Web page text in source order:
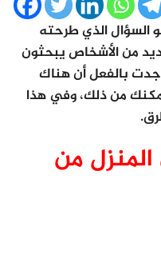
السؤال الذي طرحته
من الأشخاص يبحثون
بالفعل أن هناك
من ذلك، وفي هذا
من